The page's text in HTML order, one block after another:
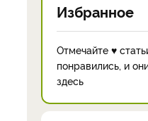
Избранное
Отмечайте ♥
понравились, и
здесь